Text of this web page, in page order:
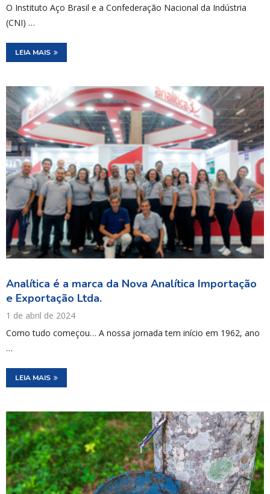
O Instituto Aço Brasil e a Confederação Nacional da Indústria
(CNI) …
LEIA MAIS
Analítica é a marca da Nova Analítica Importação
e Exportação Ltda.
1 de abril de 2024
Como tudo começou… A nossa jornada tem início em 1962, ano
…
LEIA MAIS